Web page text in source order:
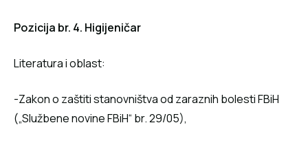
Pozicija br. 4. Higijeničar
Literatura i oblast:
-Zakon o zaštiti stanovništva od zaraznih bolesti FBiH
(„Službene novine FBiH“ br. 29/05),